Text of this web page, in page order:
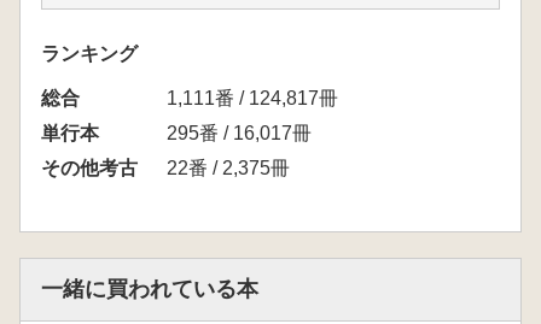
ている。
ランキング
総合
1,111番 / 124,817冊
単行本
295番 / 16,017冊
その他考古
22番 / 2,375冊
一緒に買われている本